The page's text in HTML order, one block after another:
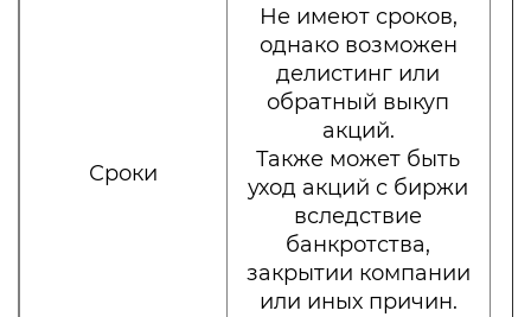
Сроки
Не имеют сроков,
однако возможен
делистинг или
обратный выкуп
акций.
Также может быть
уход акций с биржи
вследствие
банкротства,
закрытии компании
или иных причин.